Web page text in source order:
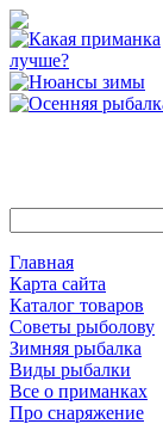
Главная
Карта сайта
Каталог товаров
Советы рыболову
Зимняя рыбалка
Виды рыбалки
Все о приманках
Про снаряжение